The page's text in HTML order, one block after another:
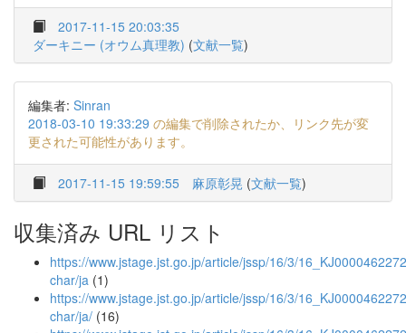
2017-11-15 20:03:35
ダーキニー (オウム真理教) (文献一覧)
編集者: Sinran
2018-03-10 19:33:29 の編集で削除されたか、リンク先が変
更された可能性があります。
2017-11-15 19:59:55 麻原彰晃 (文献一覧)
収集済み URL リスト
https://www.jstage.jst.go.jp/article/jssp/16/3/
char/ja (1)
https://www.jstage.jst.go.jp/article/jssp/16/3/
char/ja/ (16)